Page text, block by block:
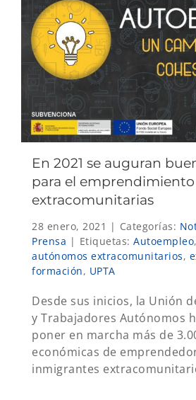
En 2021 se auguran
para el
extracomunitarias
28 enero, 2021 | Categorías:
Prensa | Etiquetas: Autoempleo,
autónomos extracomunitarios,
formación, UPTA
Desde sus inicios, la Unión
y Trabajadores Autónomos
poner en marcha más de
económicas de
inmigrantes